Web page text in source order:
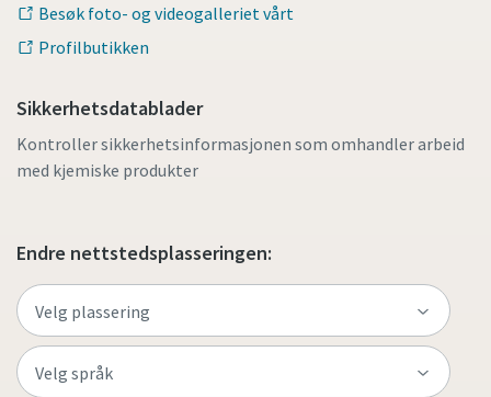
Besøk foto- og videogalleriet vårt
Profilbutikken
Sikkerhetsdatablader
Kontroller sikkerhetsinformasjonen som omhandler arbeid
med kjemiske produkter
Endre nettstedsplasseringen: